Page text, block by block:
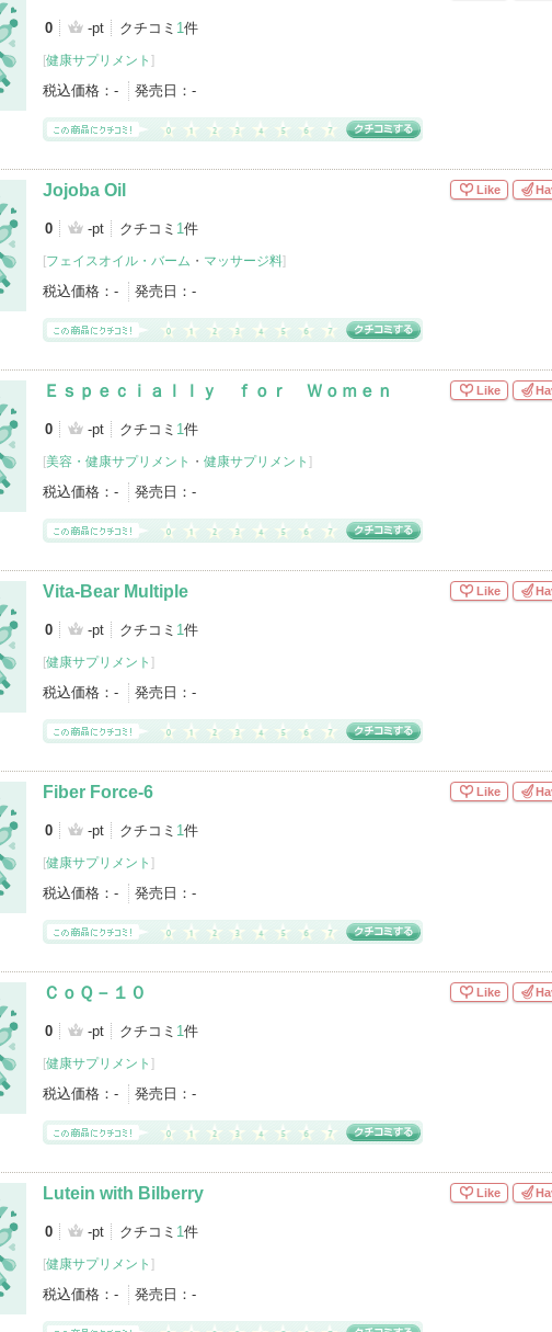
0 -pt クチコミ 1件
[健康サプリメント ]
税込価格： - 発売日： -
Jojoba Oil
0 -pt クチコミ 1件
[フェイスオイル・バーム ・ マッサージ料]
税込価格： - 発売日： -
Like
Ｅｓｐｅｃｉａｌｌｙ ｆｏｒ Ｗｏｍｅｎ
0 -pt クチコミ 1件
[美容・健康サプリメント ・ 健康サプリメント ]
税込価格： - 発売日： -
Like
Vita-Bear Multiple
0 -pt クチコミ 1件
[健康サプリメント ]
税込価格： - 発売日： -
Like
Fiber Force-6
0 -pt クチコミ 1件
[健康サプリメント ]
税込価格： - 発売日： -
Like
ＣｏＱ－１０
0 -pt クチコミ 1件
[健康サプリメント ]
税込価格： - 発売日： -
Like
Lutein with Bilberry
0 -pt クチコミ 1件
[健康サプリメント ]
税込価格： - 発売日： -
Like